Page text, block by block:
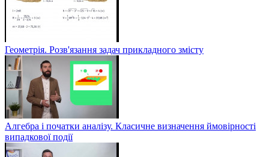
Геометрія. Розв'язання задач прикладного змісту
Алгебра і початки аналізу. Класичне визначення ймовірності
випадкової події